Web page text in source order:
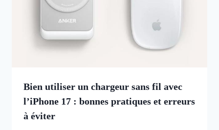
Bien utiliser un chargeur sans fil avec
l’iPhone 17 : bonnes pratiques et erreurs
à éviter